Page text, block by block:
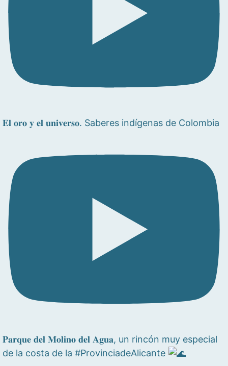
𝐄𝐥 𝐨𝐫𝐨 𝐲 𝐞𝐥 𝐮𝐧𝐢𝐯𝐞𝐫𝐬𝐨. Saberes indígenas de Colombia
𝐏𝐚𝐫𝐪𝐮𝐞 𝐝𝐞𝐥 𝐌𝐨𝐥𝐢𝐧𝐨 𝐝𝐞𝐥 𝐀𝐠𝐮𝐚, un rincón muy especial
de la costa de la #ProvinciadeAlicante